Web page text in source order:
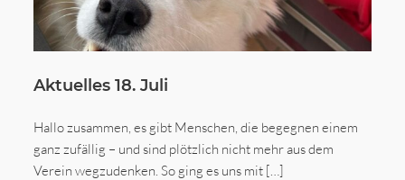
Aktuelles 18. Juli
Hallo zusammen, es gibt Menschen, die begegnen einem
ganz zufällig – und sind plötzlich nicht mehr aus dem
Verein wegzudenken. So ging es uns mit […]